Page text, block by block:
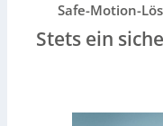
Safe-Motion-
Stets ein